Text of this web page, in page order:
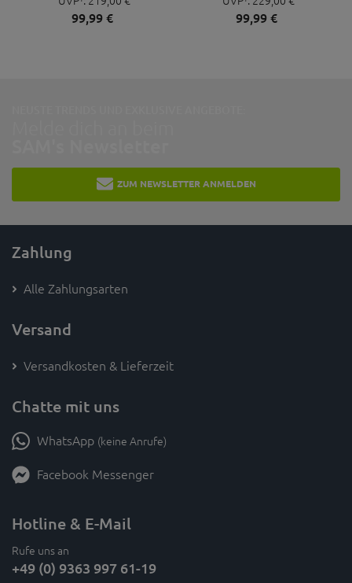
99,99 € 99,99 €
ZUM NEWSLETTER ANMELDEN
Zahlung
Alle Zahlungsarten
Versand
Versandkosten & Lieferzeit
Chatte mit uns
WhatsApp (keine Anrufe)
Facebook Messenger
Hotline & E-Mail
Rufe uns an
+49 (0) 9363 997 61-19